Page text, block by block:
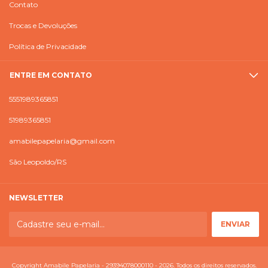
Contato
Trocas e Devoluções
Política de Privacidade
ENTRE EM CONTATO
5551989365851
51989365851
amabilepapelaria@gmail.com
São Leopoldo/RS
NEWSLETTER
Copyright Amabile Papelaria - 29394078000110 - 2026. Todos os direitos reservados.